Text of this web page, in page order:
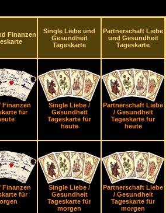
Finanzen
Single Liebe und
Gesundheit
Tageskarte
Partnerschaft Liebe
und Gesundheit
Tageskarte
Finanzen
für
Single Liebe /
Gesundheit
Tageskarte für
heute
Partnerschaft Liebe
/ Gesundheit
Tageskarte für
heute
Finanzen
für
Single Liebe /
Gesundheit
Tageskarte für
morgen
Partnerschaft Liebe
/ Gesundheit
Tageskarte für
morgen